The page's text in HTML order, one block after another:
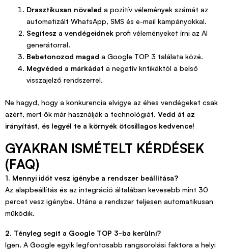
Drasztikusan növeled a pozitív vélemények számát az
automatizált WhatsApp, SMS és e-mail kampányokkal.
Segítesz a vendégeidnek profi véleményeket írni az AI
generátorral.
Bebetonozod magad a Google TOP 3 találata közé.
Megvéded a márkádat a negatív kritikáktól a belső
visszajelző rendszerrel.
Ne hagyd, hogy a konkurencia elvigye az éhes vendégeket csak
azért, mert ők már használják a technológiát. Vedd át az
irányítást, és legyél te a környék ötcsillagos kedvence!
GYAKRAN ISMÉTELT KÉRDÉSEK
(FAQ)
1. Mennyi időt vesz igénybe a rendszer beállítása?
Az alapbeállítás és az integráció általában kevesebb mint 30
percet vesz igénybe. Utána a rendszer teljesen automatikusan
működik.
2. Tényleg segít a Google TOP 3-ba kerülni?
Igen. A Google egyik legfontosabb rangsorolási faktora a helyi